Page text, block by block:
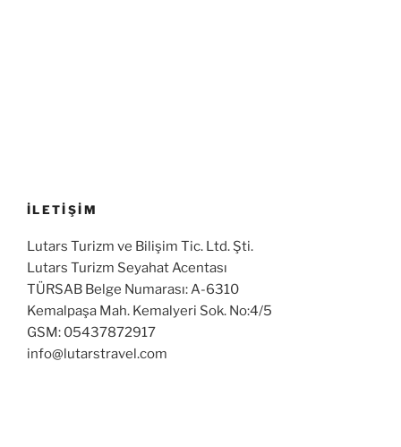
İLETİŞİM
Lutars Turizm ve Bilişim Tic. Ltd. Şti.
Lutars Turizm Seyahat Acentası
TÜRSAB Belge Numarası: A-6310
Kemalpaşa Mah. Kemalyeri Sok. No:4/5
GSM: 05437872917
info@lutarstravel.com